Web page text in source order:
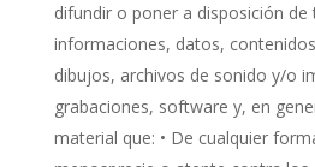
difundir o poner a disposición de
informaciones, datos,
dibujos, archivos de sonido y/o
grabaciones, software y, en
material que: • De cualquier